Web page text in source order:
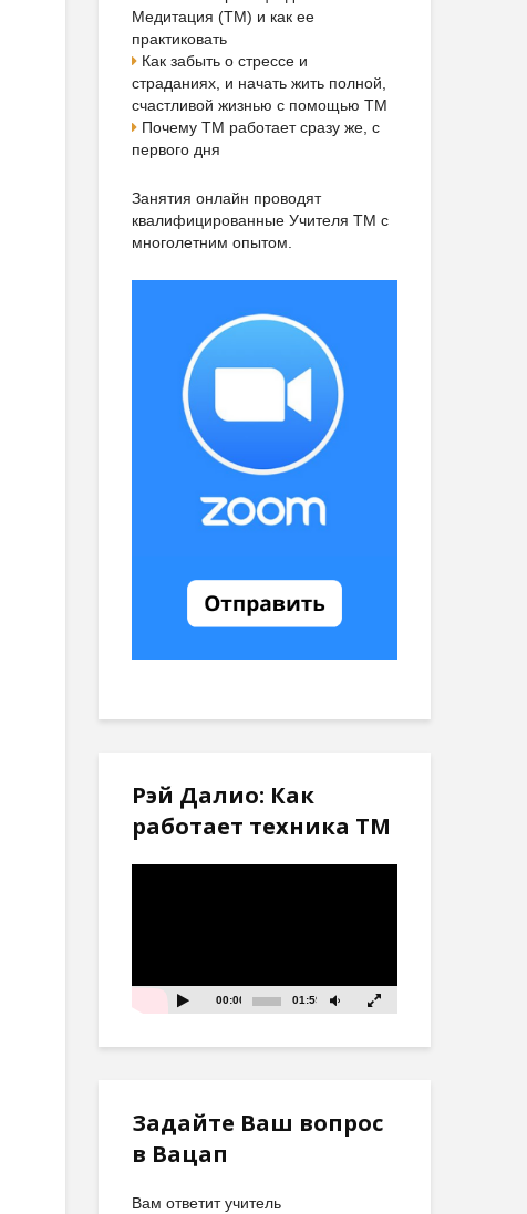
Медитация (ТМ) и как ее
практиковать
Как забыть о стрессе и
страданиях, и начать жить полной,
счастливой жизнью с помощью ТМ
Почему ТМ работает сразу же, с
первого дня
Занятия онлайн проводят
квалифицированные Учителя ТМ с
многолетним опытом.
Рэй Далио: Как
работает техника ТМ
00:00 01:59
Задайте Ваш вопрос
в Вацап
Вам ответит учитель